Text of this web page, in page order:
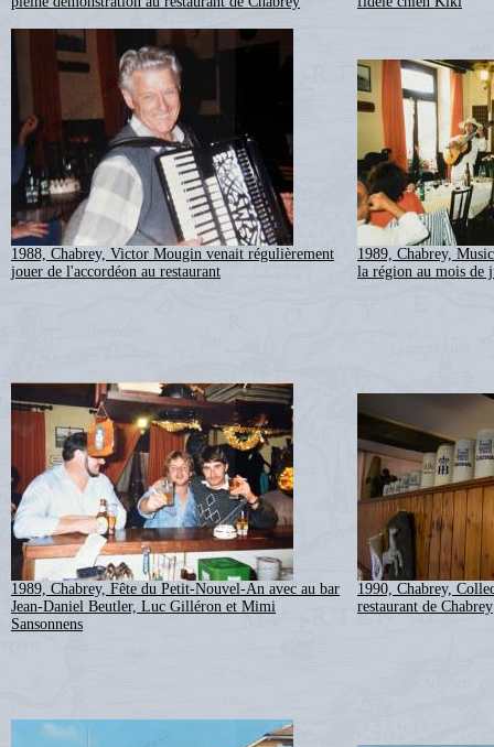
1988, Chabrey, Victor Mougin venait régulièrement
jouer de l'accordéon au restaurant
1989, Chabrey,
la région au mois de
1989, Chabrey, Fête du Petit-Nouvel-An avec au bar
Jean-Daniel Beutler, Luc Gilléron et Mimi
Sansonnens
1990, Chabrey,
restaurant de Chabrey